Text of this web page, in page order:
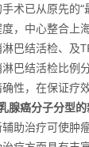
术已从原先的
，中心整合上
巴结活检、及
巴结活检比例
性，在保证疗
腺癌分子分型的
助治疗可使肿